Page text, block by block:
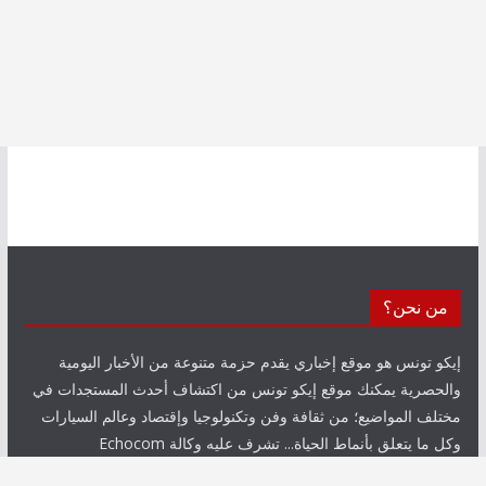
من نحن؟
إيكو تونس هو موقع إخباري يقدم حزمة متنوعة من الأخبار اليومية
والحصرية يمكنك موقع إيكو تونس من اكتشاف أحدث المستجدات في
مختلف المواضيع؛ من ثقافة وفن وتكنولوجيا وإقتصاد وعالم السيارات
وكل ما يتعلق بأنماط الحياة... تشرف عليه وكالة Echocom